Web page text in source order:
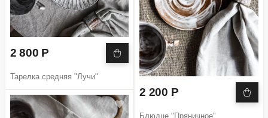
2 800 Р
Тарелка средняя "Лучи"
2 200 Р
Блюдце "Пряничное"